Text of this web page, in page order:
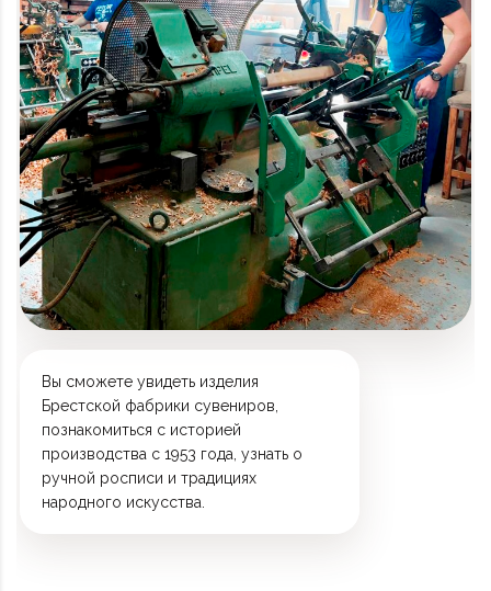
Вы сможете увидеть изделия
Брестской фабрики сувениров,
познакомиться с историей
производства с 1953 года, узнать о
ручной росписи и традициях
народного искусства.